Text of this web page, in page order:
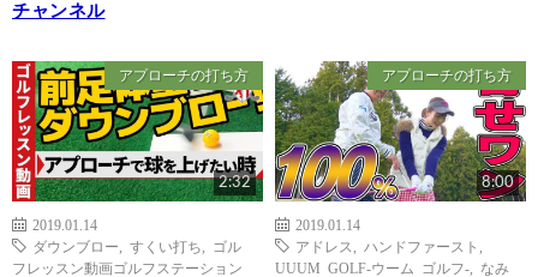
チャンネル
アプローチの打ち方
2:32
2019.01.14
ダウンブロー
すくい打ち
ゴル
フレッスン動画ゴルフステーション
アプローチの打ち方
8:00
2019.01.14
アドレス
ハンドファースト
UUUM GOLF-ウーム ゴルフ-
なみ